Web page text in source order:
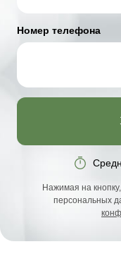
Номер телефона
Нажимая на
персональных